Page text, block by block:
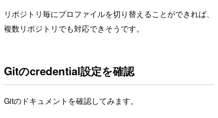
リポジトリ毎にプロファイルを切り替えることができれば、
複数リポジトリでも対応できそうです。
Gitのcredential設定を確認
Gitのドキュメントを確認してみます。